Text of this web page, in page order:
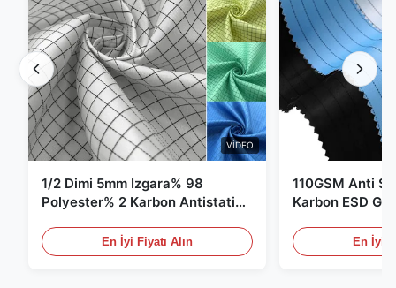
VIDEO
1/2 Dimi 5mm Izgara% 98
Polyester% 2 Karbon Antistatik
En İyi Fiyatı Alın
110GSM Anti
Karbon ESD
En İyi